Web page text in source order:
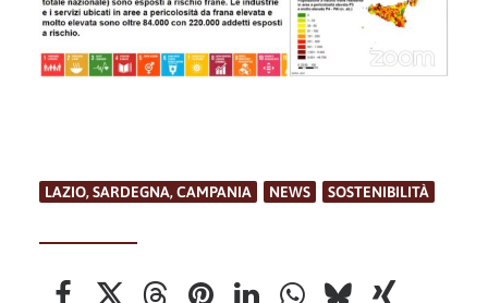
LAZIO, SARDEGNA, CAMPANIA NEWS SOSTENIBILITÀ